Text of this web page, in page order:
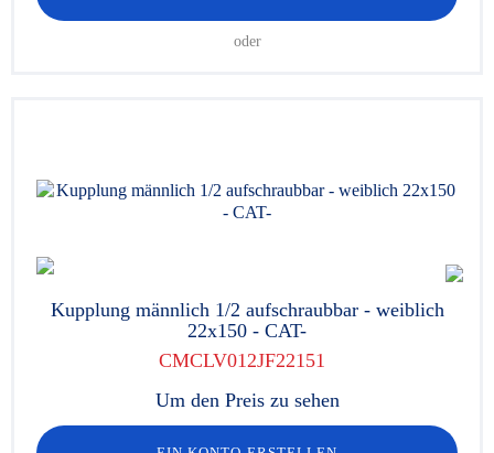
oder
Kupplung männlich 1/2 aufschraubbar - weiblich
22x150 - CAT-
CMCLV012JF22151
Um den Preis zu sehen